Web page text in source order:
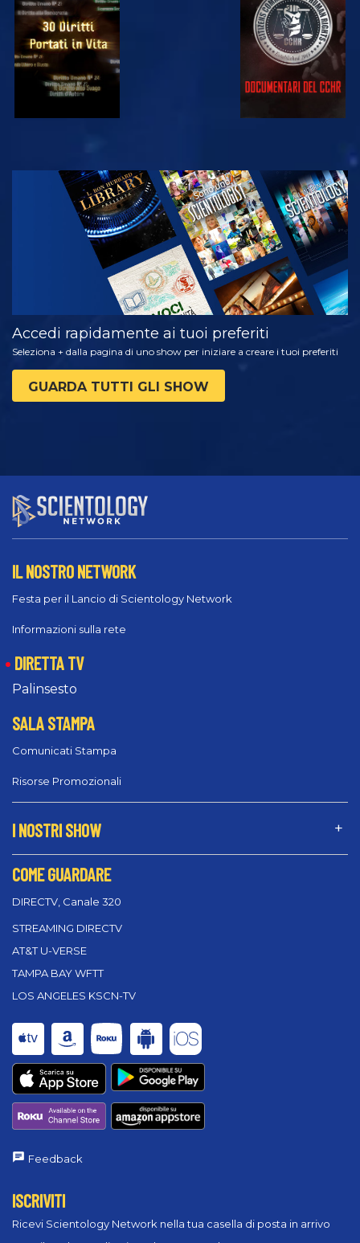
GUARDA GUARDA
GUARDA
ESPLORA LE
SERIE
Accedi rapidamente ai tuoi preferiti
Seleziona + dalla pagina di uno show per iniziare a creare i tuoi preferiti
GUARDA TUTTI GLI SHOW
IL NOSTRO NETWORK
Festa per il Lancio di Scientology Network
Informazioni sulla rete
DIRETTA TV
Palinsesto
SALA STAMPA
Comunicati Stampa
Risorse Promozionali
I NOSTRI SHOW
COME GUARDARE
DIRECTV, Canale 320
STREAMING DIRECTV
AT&T U-VERSE
TAMPA BAY WFTT
LOS ANGELES KSCN-TV
Feedback
ISCRIVITI
Ricevi Scientology Network nella tua casella di posta in arrivo